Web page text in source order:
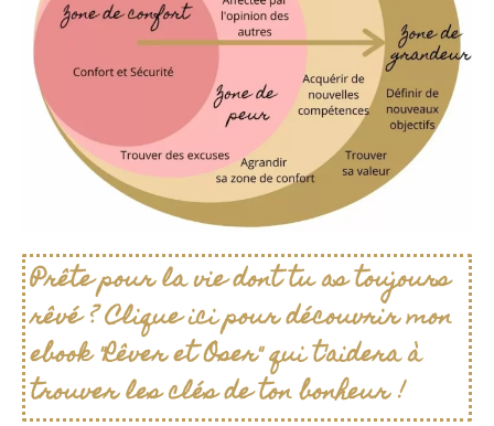
Prête pour la vie dont tu as toujours
rêvé ? Clique ici pour découvrir mon
ebook "Rêver et Oser" qui t'aidera à
trouver les clés de ton bonheur !